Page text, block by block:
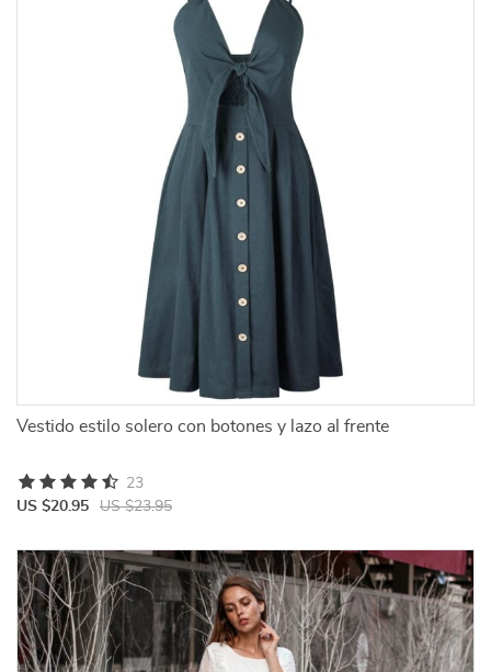
Vestido estilo solero con botones y lazo al frente
US $20.95 US $23.95
23